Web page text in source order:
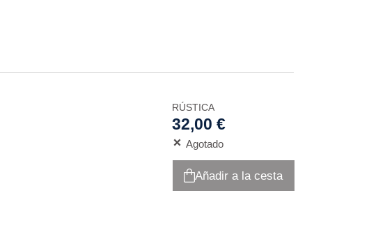
RÚSTICA
32,00 €
Agotado
Añadir a la cesta